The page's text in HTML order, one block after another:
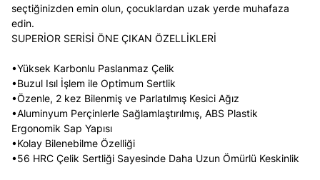
seçtiğinizden emin olun, çocuklardan uzak yerde muhafaza
edin.
SUPERİOR SERİSİ ÖNE ÇIKAN ÖZELLİKLERİ
•Yüksek Karbonlu Paslanmaz Çelik
•Buzul Isıl İşlem ile Optimum Sertlik
•Özenle, 2 kez Bilenmiş ve Parlatılmış Kesici Ağız
•Aluminyum Perçinlerle Sağlamlaştırılmış, ABS Plastik
Ergonomik Sap Yapısı
•Kolay Bilenebilme Özelliği
•56 HRC Çelik Sertliği Sayesinde Daha Uzun Ömürlü Keskinlik